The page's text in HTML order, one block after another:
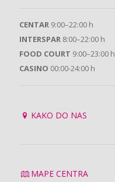
CENTAR 9:00–22:00 h
INTERSPAR 8:00–22:00 h
FOOD COURT 9:00–23:00 h
CASINO 00:00-24:00 h
KAKO DO NAS
MAPE CENTRA